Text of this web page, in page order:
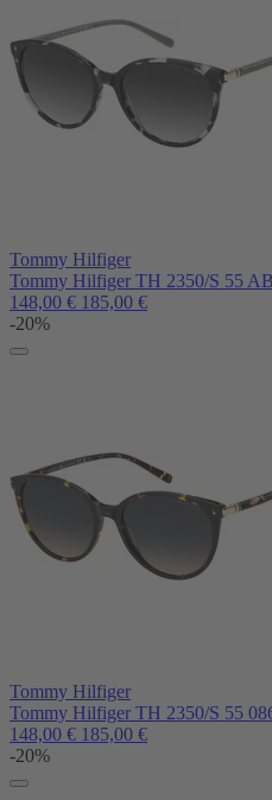
Tommy Hilfiger
Tommy Hilfiger TH 2350/S 55
148,00 € 185,00 €
-20%
Tommy Hilfiger
Tommy Hilfiger TH 2350/S 55
148,00 € 185,00 €
-20%